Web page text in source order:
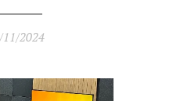
11/2024